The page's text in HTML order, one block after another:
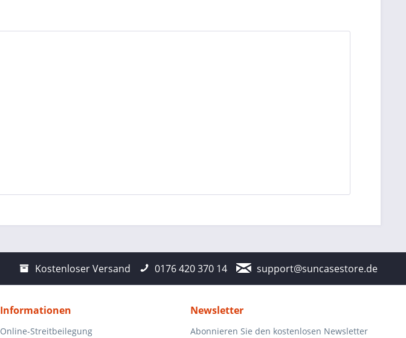
Kostenloser Versand 0176 420 370 14 support@suncasestore.de
Informationen
Online-Streitbeilegung
Newsletter
Abonnieren Sie den kostenlosen Newsletter